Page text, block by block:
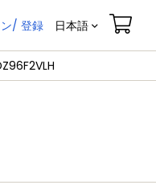
/ 登録 日本語